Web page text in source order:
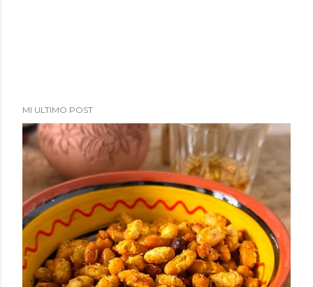
MI ULTIMO POST